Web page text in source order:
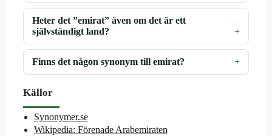
Heter det ”emirat” även om det är ett
självständigt land?
Finns det någon synonym till emirat?
Källor
Synonymer.se
Wikipedia: Förenade Arabemiraten